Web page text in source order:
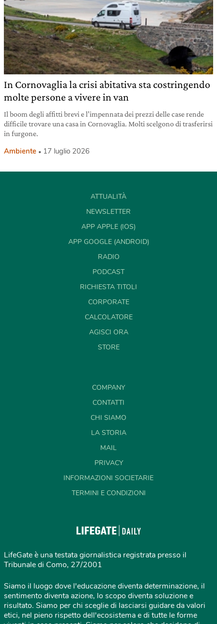
In Cornovaglia la crisi abitativa sta costringendo
molte persone a vivere in van
Il boom degli affitti brevi e l’impennata dei prezzi delle case rende
difficile trovare una casa in Cornovaglia. Molti scelgono di trasferirsi
in furgone.
Ambiente 17 luglio 2026
ATTUALITÀ
NEWSLETTER
APP APPLE (IOS)
APP GOOGLE (ANDROID)
RADIO
PODCAST
RICHIESTA TITOLI
CORPORATE
CALCOLATORE
AGISCI ORA
STORE
COMPANY
CONTATTI
CHI SIAMO
LA STORIA
MAIL
PRIVACY
INFORMAZIONI SOCIETARIE
TERMINI E CONDIZIONI
LifeGate è una testata giornalistica registrata presso il
Tribunale di Como, 27/2001
Siamo il luogo dove l'educazione diventa determinazione, il
sentimento diventa azione, lo scopo diventa soluzione e
risultato. Siamo per chi sceglie di lasciarsi guidare da valori
etici, nel pieno rispetto dell'ecosistema e di tutte le forme